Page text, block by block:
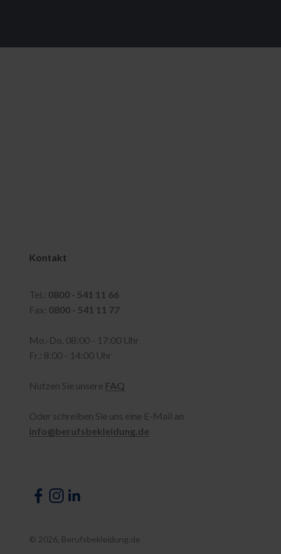
Kontakt
Tel.: 0800 - 541 11 66
Fax: 0800 - 541 11 77
Mo.-Do. 08:00 - 17:00 Uhr
Fr.: 8:00 - 14:00 Uhr
Nutzen Sie unsere FAQ
Oder schreiben Sie uns eine E-Mail an
info@berufsbekleidung.de
© 2026, Berufsbekleidung.de